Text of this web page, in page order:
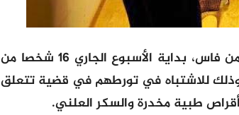
أحالت المصلحة الولائية للشرطة القضائية بولاية أمن فاس، بداية الأسبوع الجاري 16 شخصا من
تتراوح أعمارهم ما بين 20 و49 سنة، وذلك للاشتباه في تورطهم في قضية تتعلق
طبية مخدرة والسكر العلني.